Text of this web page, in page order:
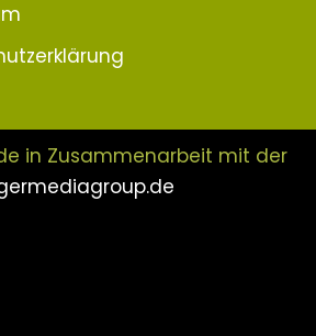
in Zusammenarbeit mit der